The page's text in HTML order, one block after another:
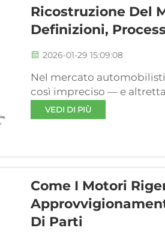
Ricostruzione Del
Definizioni,
2026-01-29 15:09:08
Nel mercato
così impreciso — e
motori e la rigenerazione
considerati sinonimi, ma
VEDI DI PIÙ
Come I Motori
Di Parti